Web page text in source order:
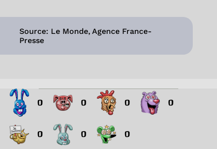
Source: Le Monde, Agence France-
Presse
0 0 0 0
0 0 0